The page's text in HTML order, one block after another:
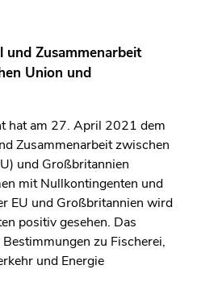
Zusammenarbeit
Union und
hat am 27. April 2021 dem
Zusammenarbeit zwischen
und Großbritannien
mit Nullkontingenten und
EU und Großbritannien wird
positiv gesehen. Das
zu Fischerei,
und Energie